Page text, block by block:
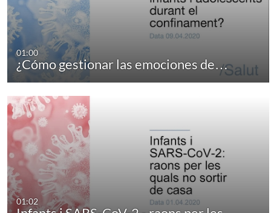
01:00
¿Cómo gestionar las emociones de…
01:02